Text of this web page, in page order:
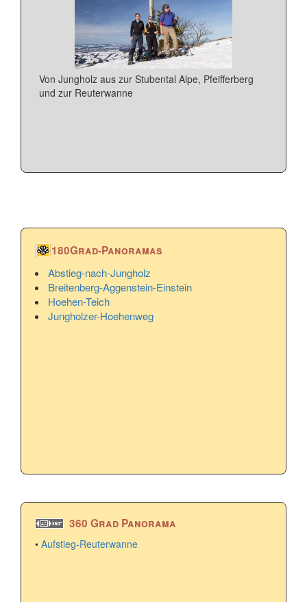
Von Jungholz aus zur Stubental Alpe, Pfeifferberg
und zur Reuterwanne
180Grad-Panoramas
Abstieg-nach-Jungholz
Breitenberg-Aggenstein-Einstein
Hoehen-Teich
Jungholzer-Hoehenweg
360 Grad Panorama
• Aufstieg-Reuterwanne